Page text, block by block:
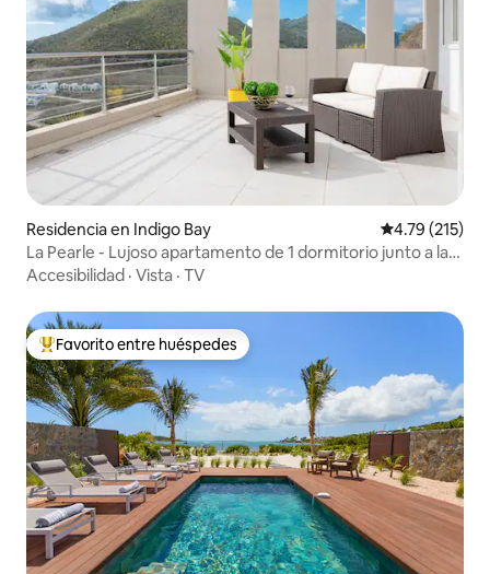
Residencia en Indigo Bay Calificación
4.79 (215)
La Pearle - Lujoso apartamento de 1 dormitorio junto a la
playa
Accesibilidad · Vista · TV
De los mejores en Favorito entre huéspedes
Favorito entre huéspedes